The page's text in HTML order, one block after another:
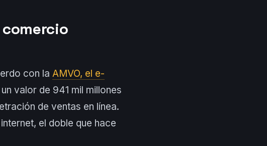
con la AMVO, el e-
valor de 941 mil millones
de ventas en línea.
el doble que hace